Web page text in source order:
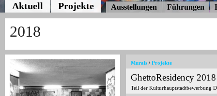
Aktuell Projekte Ausstellungen Führungen
2018
Murals / Projekte
GhettoResidency 2018
Teil der Kulturhauptstadtbewerbung